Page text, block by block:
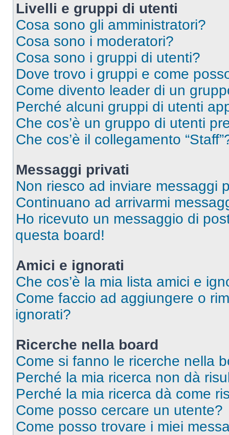
Livelli e gruppi di utenti
Cosa sono gli amministratori?
Cosa sono i moderatori?
Cosa sono i gruppi di utenti?
Dove trovo i gruppi e come
Come divento leader di un
Perché alcuni gruppi di utenti
Che cos’è un gruppo di utenti
Che cos’è il collegamento
Messaggi privati
Non riesco ad inviare messaggi
Continuano ad arrivarmi
Ho ricevuto un messaggio di
questa board!
Amici e ignorati
Che cos’è la mia lista amici e
Come faccio ad aggiungere o
ignorati?
Ricerche nella board
Come si fanno le ricerche nella
Perché la mia ricerca non dà
Perché la mia ricerca dà come
Come posso cercare un utente?
Come posso trovare i miei